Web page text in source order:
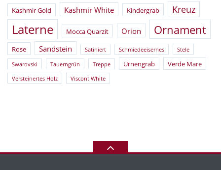
Kashmir Gold Kashmir White Kindergrab Kreuz
Laterne Mocca Quarzit Orion Ornament
Rose Sandstein Satiniert Schmiedeeisernes Stele
Swarovski Tauerngrün Treppe Urnengrab Verde Mare
Versteinertes Holz Viscont White